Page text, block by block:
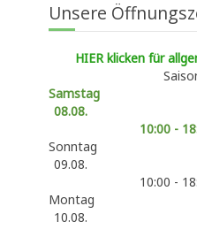
Unsere
HIER klicken für
Samstag
08.08.
10:00 -
Sonntag
09.08.
10:00 -
Montag
10.08.